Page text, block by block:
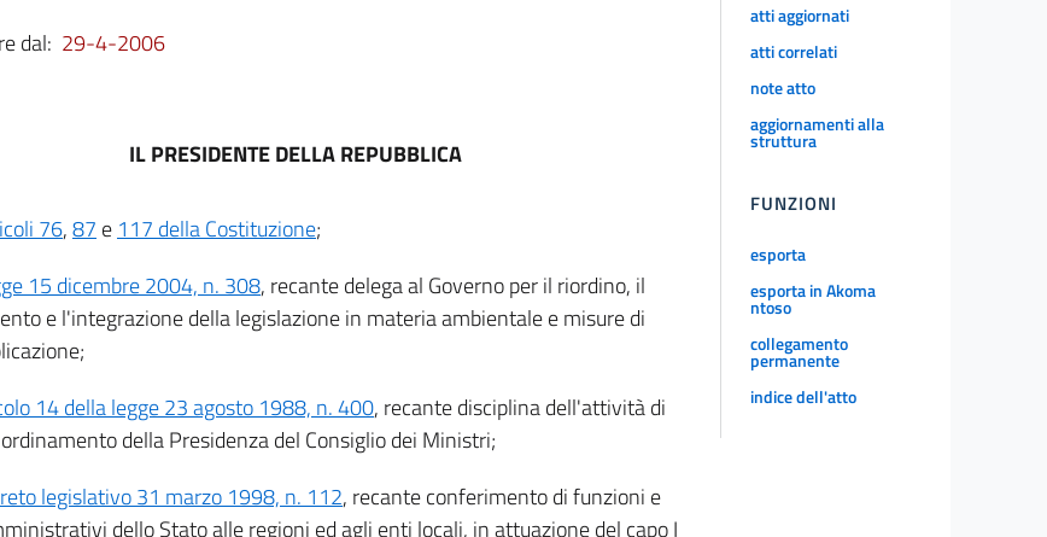
dal: 29-4-2006
IL PRESIDENTE DELLA REPUBBLICA
76,87 e 117 della Costituzione;
15 dicembre 2004, n. 308, recante delega al Governo per il riordino, il
e l'integrazione della legislazione in materia ambientale e misure di
14 della legge 23 agosto 1988, n. 400, recante disciplina dell'attività di
della Presidenza del Consiglio dei Ministri;
legislativo 31 marzo 1998, n. 112, recante conferimento di funzioni e
dello Stato alle regioni ed agli enti locali, in attuazione del capo I
atti aggiornati
atti correlati
note atto
aggiornamenti alla
struttura
FUNZIONI
esporta
esporta in Akoma
ntoso
collegamento
permanente
indice dell'atto